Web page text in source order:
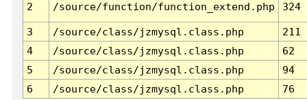
2 /source/function/function_extend.php 324
3 /source/class/jzmysql.class.php
211
4
/source/class/jzmysql.class.php
62
5
/source/class/jzmysql.class.php
94
6
/source/class/jzmysql.class.php 76